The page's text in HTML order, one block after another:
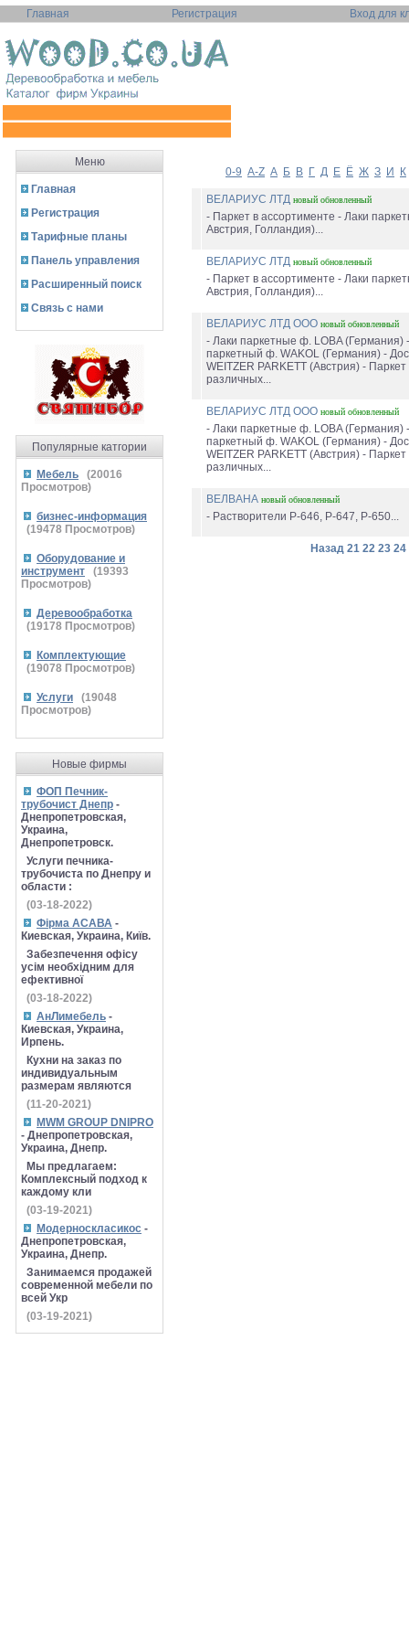
Главная Регистрация Вход для
Меню
Главная
Регистрация
Тарифные планы
Панель управления
Расширенный поиск
Связь с нами
Популярные катгории
Мебель (20016
Просмотров)
бизнес-информация
(19478 Просмотров)
Оборудование и
инструмент
(19393
Просмотров)
Деревообработка
(19178 Просмотров)
Комплектующие
(19078 Просмотров)
Услуги (19048
Просмотров)
Новые фирмы
ФОП Печник-
трубочист Днепр -
Днепропетровская,
Украина,
Днепропетровск.
Услуги печника-
трубочиста по Днепру и
области :
(03-18-2022)
Фірма АСАВА -
Киевская, Украина, Київ.
Забезпечення офісу
усім необхідним для
ефективної
(03-18-2022)
АнЛимебель -
Киевская, Украина,
Ирпень.
Кухни на заказ по
индивидуальным
размерам являются
(11-20-2021)
MWM GROUP DNIPRO
- Днепропетровская,
Украина, Днепр.
Мы предлагаем:
Комплексный подход к
каждому кли
(03-19-2021)
Модерноскласикос -
Днепропетровская,
Украина, Днепр.
Занимаемся продажей
современной мебели по
всей Укр
(03-19-2021)
0-9 A-Z А Б В Г Д Е Ё Ж З И К
ВЕЛАРИУС ЛТД новый обновленный
- Паркет в ассортименте - Лаки
Австрия, Голландия)...
ВЕЛАРИУС ЛТД новый обновленный
- Паркет в ассортименте - Лаки
Австрия, Голландия)...
ВЕЛАРИУС ЛТД ООО новый обновленный
- Лаки паркетные ф. LOBA (Германия)
паркетный ф. WAKOL (Германия) -
WEITZER PARKETT (Австрия) -
различных...
ВЕЛАРИУС ЛТД ООО новый обновленный
- Лаки паркетные ф. LOBA (Германия)
паркетный ф. WAKOL (Германия) -
WEITZER PARKETT (Австрия) -
различных...
ВЕЛВАНА новый обновленный
- Растворители Р-646, Р-647, Р-650...
Назад 21 22 23 24